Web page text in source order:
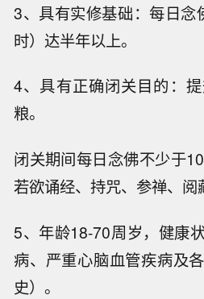
3、具有实修基础：每日念
时）达半年以上。
4、具有正确闭关目的：
粮。
闭关期间每日念佛不少于
若欲诵经、持咒、参禅、阅
5、年龄18-70周岁，健康
病、严重心脑血管疾病及
史）。